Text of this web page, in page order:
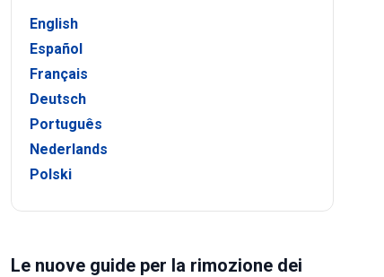
English
Español
Français
Deutsch
Português
Nederlands
Polski
Le nuove guide per la rimozione dei